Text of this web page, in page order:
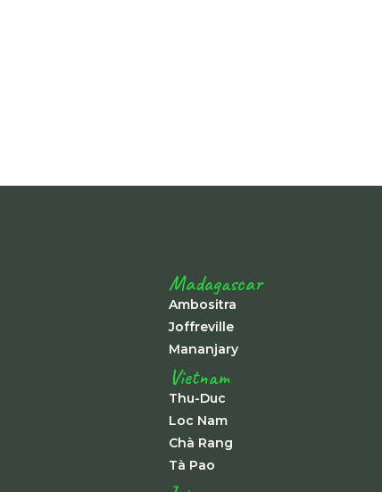
Madagascar
Ambositra
Joffreville
Mananjary
Vietnam
Thu-Duc
Loc Nam
Chà Rang
Tà Pao